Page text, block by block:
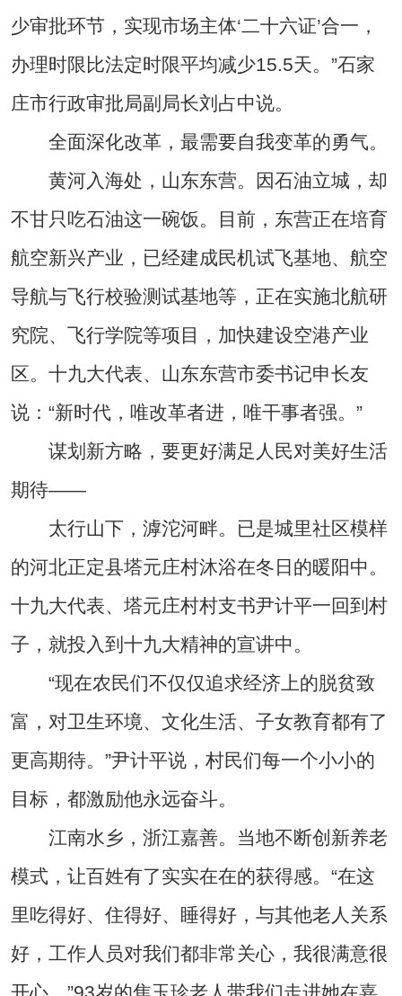
少审批环节，实现市场主体‘二十六证’合一，
办理时限比法定时限平均减少15.5天。”石家
庄市行政审批局副局长刘占中说。
全面深化改革，最需要自我变革的勇气。
黄河入海处，山东东营。因石油立城，却
不甘只吃石油这一碗饭。目前，东营正在培育
航空新兴产业，已经建成民机试飞基地、航空
导航与飞行校验测试基地等，正在实施北航研
究院、飞行学院等项目，加快建设空港产业
区。十九大代表、山东东营市委书记申长友
说：“新时代，唯改革者进，唯干事者强。”
谋划新方略，要更好满足人民对美好生活
期待——
太行山下，滹沱河畔。已是城里社区模样
的河北正定县塔元庄村沐浴在冬日的暖阳中。
十九大代表、塔元庄村村支书尹计平一回到村
子，就投入到十九大精神的宣讲中。
“现在农民们不仅仅追求经济上的脱贫致
富，对卫生环境、文化生活、子女教育都有了
更高期待。”尹计平说，村民们每一个小小的
目标，都激励他永远奋斗。
江南水乡，浙江嘉善。当地不断创新养老
模式，让百姓有了实实在在的获得感。“在这
里吃得好、住得好、睡得好，与其他老人关系
好，工作人员对我们都非常关心，我很满意很
开心。”93岁的焦玉珍老人带我们走进她在嘉